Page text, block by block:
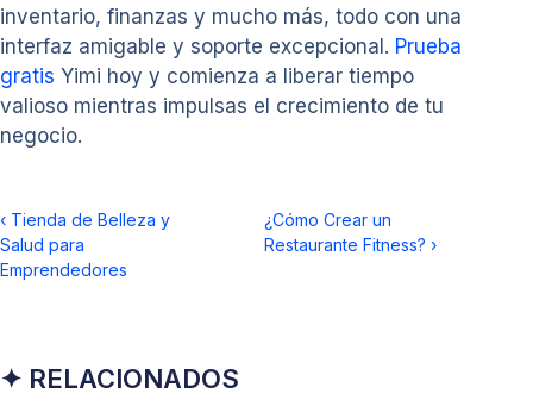
inventario, finanzas y mucho más, todo con una
interfaz amigable y soporte excepcional. Prueba
gratis Yimi hoy y comienza a liberar tiempo
valioso mientras impulsas el crecimiento de tu
negocio.
‹ Tienda de Belleza y
Salud para
Emprendedores
¿Cómo Crear un
Restaurante Fitness? ›
✦ RELACIONADOS